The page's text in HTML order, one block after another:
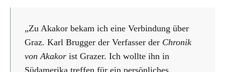
„Zu Akakor bekam ich eine Verbindung über
Graz. Karl Brugger der Verfasser der Chronik
von Akakor ist Grazer. Ich wollte ihn in
Südamerika treffen für ein persönliches